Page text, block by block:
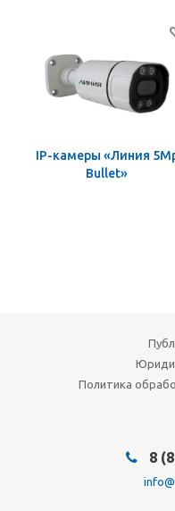
IP-камеры «Линия
Bullet»
Политика
8